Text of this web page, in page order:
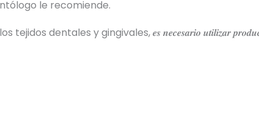
le recomiende.
y gingivales, 𝒆𝒔 𝒏𝒆𝒄𝒆𝒔𝒂𝒓𝒊𝒐 𝒖𝒕𝒊𝒍𝒊𝒛𝒂𝒓 𝒑𝒓𝒐𝒅𝒖𝒄𝒕𝒐𝒔